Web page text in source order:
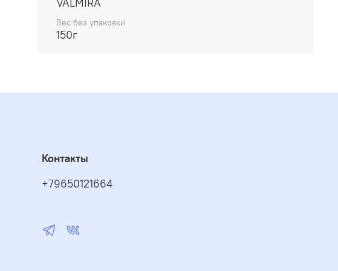
VALMIRA
Вес без упаковки
150г
Контакты
+79650121664